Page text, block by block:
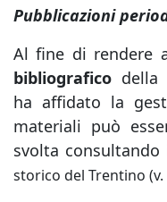
Pubblicazioni
Al fine di rendere
bibliografico della
ha affidato la
materiali può
svolta
storico del Trentino